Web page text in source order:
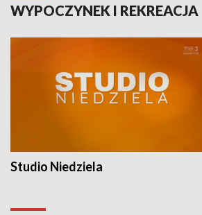
WYPOCZYNEK I REKREACJA
Studio Niedziela